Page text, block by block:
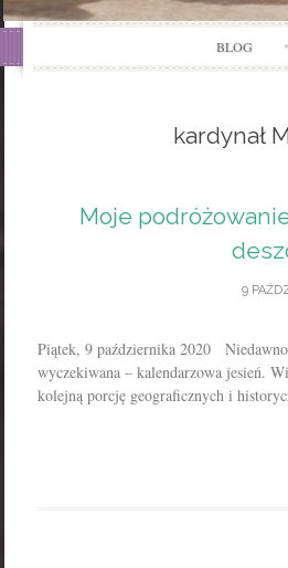
BLOG
kardynał
Moje
9
Piątek, 9 października 2020 Niedawno
wyczekiwana – kalendarzowa jesień.
kolejną porcję geograficznych i